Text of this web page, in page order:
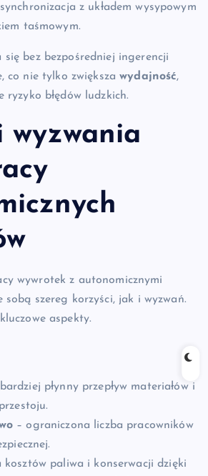
z układem wysypowym
taśmowym.
się bez bezpośredniej ingerencji
co nie tylko zwiększawydajność,
ryzyko błędów ludzkich.
wywrotek z autonomicznymi
sobą szereg korzyści, jak i wyzwań.
aspekty.
płynny przepływ materiałów i
– ograniczona liczba pracowników
kosztów paliwa i konserwacji dzięki